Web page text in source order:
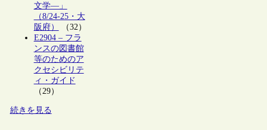
文学―」
（8/24-25・大
阪府）
（32）
E2904 – フラ
ンスの図書館
等のためのア
クセシビリテ
ィ・ガイド
（29）
続きを見る